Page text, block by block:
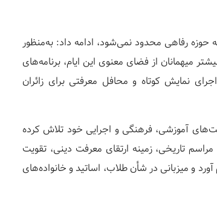
حوزه رفاهی محدود نمی‌شود، ادامه داد: به‌منظور
میهمانان از فضای معنوی این ایام، برنامه‌های
نمایش کوتاه و محافل معرفتی برای زائران
آموزشی، فرهنگی و اجرایی خود تلاش کرده
تاریخی، زمینه ارتقای معرفت دینی، تقویت
و میزبانی در شأن طلاب، اساتید و خانواده‌های